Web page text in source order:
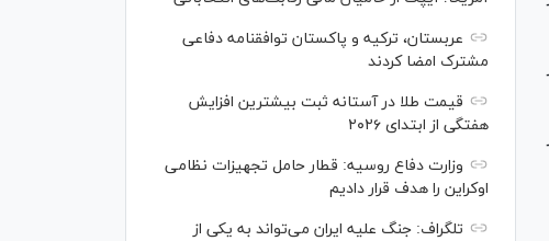
عربستان، ترکیه و پاکستان توافقنامه دفاعی
مشترک امضا کردند
قیمت طلا در آستانه ثبت بیشترین افزایش
هفتگی از ابتدای ۲۰۲۶
وزارت دفاع روسیه: قطار حامل تجهیزات نظامی
اوکراین را هدف قرار دادیم
تلگراف: جنگ علیه ایران می‌تواند به یکی از